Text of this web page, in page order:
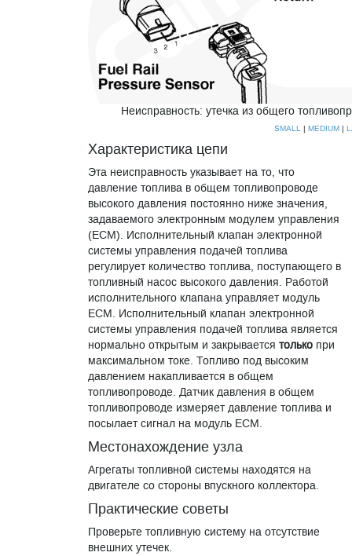
Неисправность: утечка из общего
SMALL| MEDIUM|
Характеристика цепи
Эта неисправность указывает на то, что
давление топлива в общем топливопроводе
высокого давления постоянно ниже значения,
задаваемого электронным модулем управления
(ECM). Исполнительный клапан электронной
системы управления подачей топлива
регулирует количество топлива, поступающего в
топливный насос высокого давления. Работой
исполнительного клапана управляет модуль
ECM. Исполнительный клапан электронной
системы управления подачей топлива является
нормально открытым и закрываетсятолько при
максимальном токе. Топливо под высоким
давлением накапливается в общем
топливопроводе. Датчик давления в общем
топливопроводе измеряет давление топлива и
посылает сигнал на модуль ECM.
Местонахождение узла
Агрегаты топливной системы находятся на
двигателе со стороны впускного коллектора.
Практические советы
Проверьте топливную систему на отсутствие
внешних утечек.